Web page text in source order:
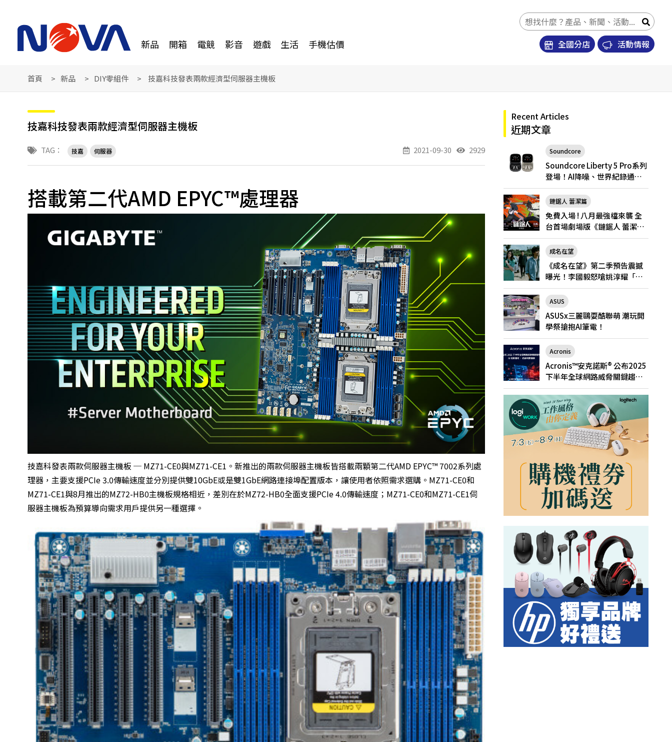
新品 開箱 電競 影音 遊戲 生活 手機估價 活動情報
全國分店
首頁 新品 DIY零組件 技嘉科技發表兩款經濟型伺服器主機板
技嘉科技發表兩款經濟型伺服器主機板
TAG： 技嘉 伺服器 2021-09-30 2929
搭載第二代AMD EPYC™處理器
技嘉科發表兩款伺服器主機板 ─ MZ71-CE0與MZ71-CE1 。新推出的兩款伺服器主機板皆搭載兩顆第二代AMD EPYC™ 7002系列處
理器，主要支援PCIe 3.0傳輸速度並分別提供雙10GbE或是雙1GbE網路連接埠配置版本，讓使用者依照需求選購。MZ71-CE0和
MZ71-CE1與8月推出的MZ72-HB0主機板規格相近，差別在於MZ72-HB0全面支援PCIe 4.0傳輸速度；MZ71-CE0和MZ71-CE1伺
服器主機板為預算導向需求用戶提供另一種選擇。
Recent Articles
近期文章
Soundcore
Soundcore Liberty 5 Pro
Soundcore Liberty 5 Pro系列
登場！AI降噪、世界紀錄通
話，Pro與Pro Max怎麼選？
鏈鋸人 蕾潔篇
免費入場 ! 八月最強檔來襲 全
台首場劇場版《鏈鋸人 蕾潔
篇》快閃店就在新光三越台北
南西一館8/6限定登場
成名在望
《成名在望》第二季預告震撼
曝光！李國毅怒嗆姚淳耀「當
邱家的狗」兄弟情決裂
ASUS
ASUSx三麗鷗耍酷聯萌 潮玩開
學祭搶抱AI筆電！
Acronis
Acronis™安克諾斯® 公布2025
下半年全球網路威脅關鍵趨
勢： AI 攻擊激增、勒索軟體猖
獗